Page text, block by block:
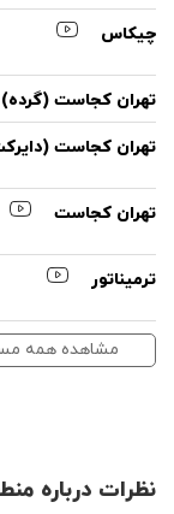
چیکاس
تهران کجاست (گرده)
تهران کجاست
تهران کجاست
ترمیناتور
مشاهده همه
نظرات درباره